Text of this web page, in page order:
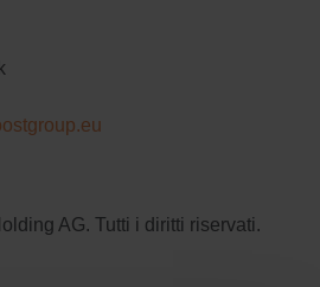
AG. Tutti i diritti riservati.